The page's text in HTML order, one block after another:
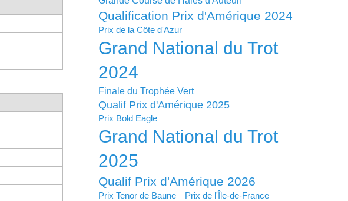
Qualification Prix d'Amérique 2024
Prix de la Côte d'Azur
Grand National du Trot
2024
Finale du Trophée Vert
Qualif Prix d'Amérique 2025
Prix Bold Eagle
Grand National du Trot
2025
Qualif Prix d'Amérique 2026
Prix Tenor de Baune Prix de l'Île-de-France